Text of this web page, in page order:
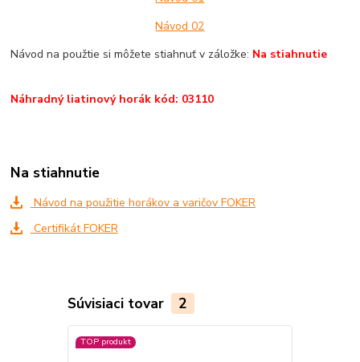
Návod 02
Návod na použtie si môžete stiahnuť v záložke: Na stiahnutie
Náhradný liatinový horák kód: 03110
Na stiahnutie
Návod na použitie horákov a varičov FOKER
Certifikát FOKER
Súvisiaci tovar 2
TOP produkt